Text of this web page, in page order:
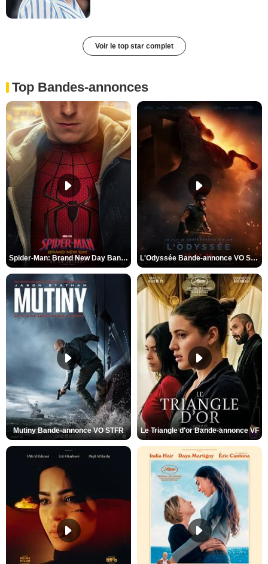
Voir le top star complet
Top Bandes-annonces
Spider-Man: Brand New Day Bande-annonce VO STFR L'Odyssée Bande-annonce VO STFR
Mutiny Bande-annonce VO STFR Le Triangle d'or Bande-annonce VF